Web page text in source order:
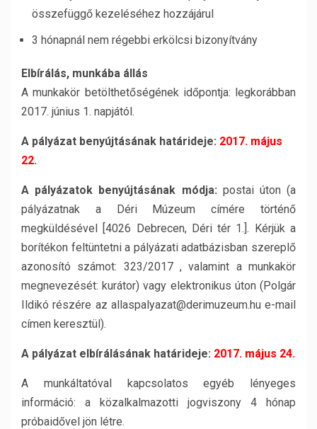
összefüggő kezeléséhez hozzájárul
3 hónapnál nem régebbi erkölcsi bizonyítvány
Elbírálás, munkába állás
A munkakör betölthetőségének időpontja: legkorábban
2017. június 1. napjától.
A pályázat benyújtásának határideje: 2017. május
22.
A pályázatok benyújtásának módja: postai úton (a
pályázatnak a Déri Múzeum címére történő
megküldésével [4026 Debrecen, Déri tér 1.]. Kérjük a
borítékon feltüntetni a pályázati adatbázisban szereplő
azonosító számot: 323/2017 , valamint a munkakör
megnevezését: kurátor) vagy elektronikus úton (Polgár
Ildikó részére az allaspalyazat@derimuzeum.hu e-mail
címen keresztül).
A pályázat elbírálásának határideje: 2017. május 24.
A munkáltatóval kapcsolatos egyéb lényeges
információ: a közalkalmazotti jogviszony 4 hónap
próbaidővel jön létre.